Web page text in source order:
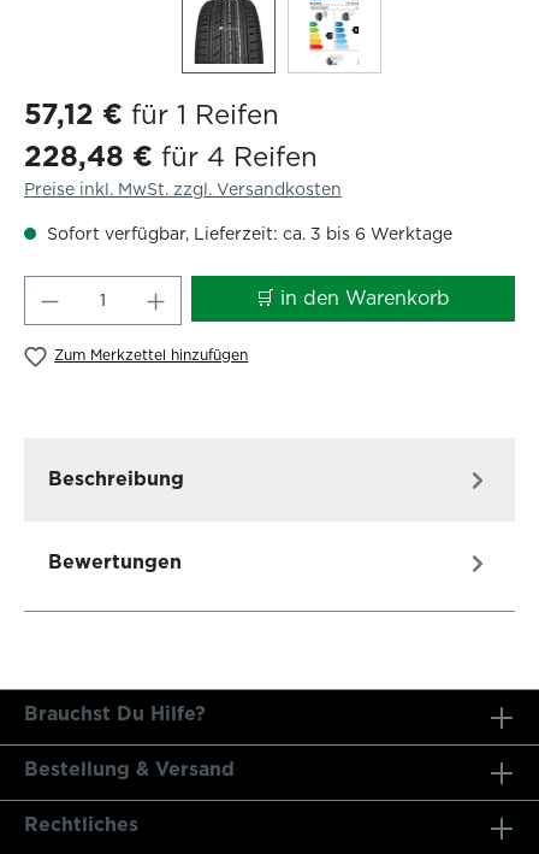
57,12 € für 1 Reifen
228,48 € für 4 Reifen
Preise inkl. MwSt. zzgl. Versandkosten
Sofort verfügbar, Lieferzeit: ca. 3 bis 6 Werktage
Produkt Anzahl: Gib den🛒 in den Warenkorb
Zum Merkzettel hinzufügen
Beschreibung
Bewertungen
Brauchst Du Hilfe?
Bestellung & Versand
Rechtliches